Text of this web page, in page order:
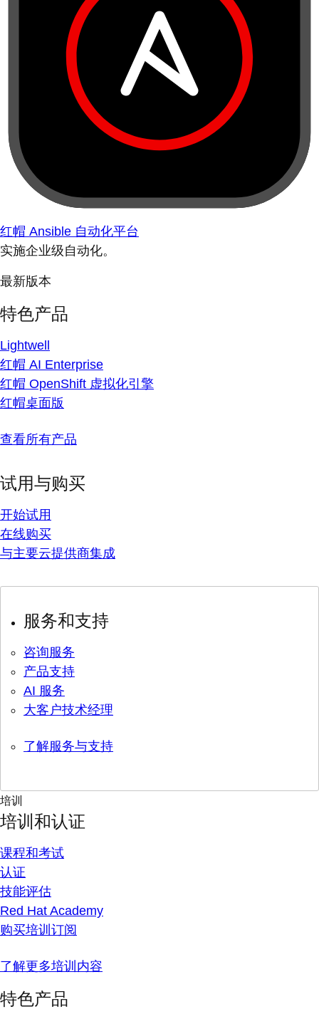
红帽 Ansible 自动化平台
实施企业级自动化。
最新版本
特色产品
Lightwell
红帽 AI Enterprise
红帽 OpenShift 虚拟化引擎
红帽桌面版
查看所有产品
试用与购买
开始试用
在线购买
与主要云提供商集成
服务和支持
咨询服务
产品支持
AI 服务
大客户技术经理
了解服务与支持
培训
培训和认证
课程和考试
认证
技能评估
Red Hat Academy
购买培训订阅
了解更多培训内容
特色产品